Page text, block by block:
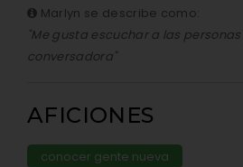
Marlyn se describe como:
"Me gusta escuchar a las
conversadora"
AFICIONES
conocer gente nueva